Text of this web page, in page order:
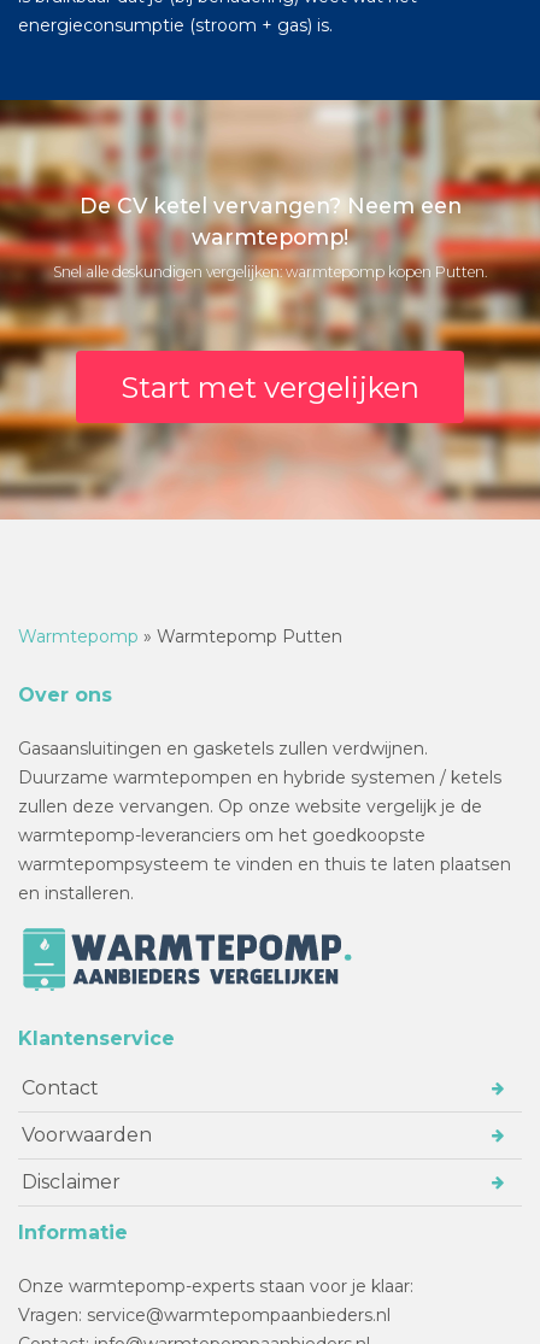
energieconsumptie (stroom + gas) is.
De CV ketel vervangen? Neem een
warmtepomp!
Snel alle deskundigen vergelijken: warmtepomp kopen Putten.
Start met vergelijken
Warmtepomp » Warmtepomp Putten
Over ons
Gasaansluitingen en gasketels zullen verdwijnen.
Duurzame warmtepompen en hybride systemen / ketels
zullen deze vervangen. Op onze website vergelijk je de
warmtepomp-leveranciers om het goedkoopste
warmtepompsysteem te vinden en thuis te laten plaatsen
en installeren.
Klantenservice
Contact
Voorwaarden
Disclaimer
Informatie
Onze warmtepomp-experts staan voor je klaar:
Vragen: service@warmtepompaanbieders.nl